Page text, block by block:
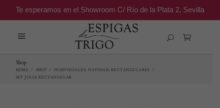
Te esperamos en el Showroom C/ Río de la Plata 2, Sevilla
Shop
HOME / SHOP / INDIVIDUALES, NAVIDAD, RECTANGULARES /
SET JULIA RECTANGULAR